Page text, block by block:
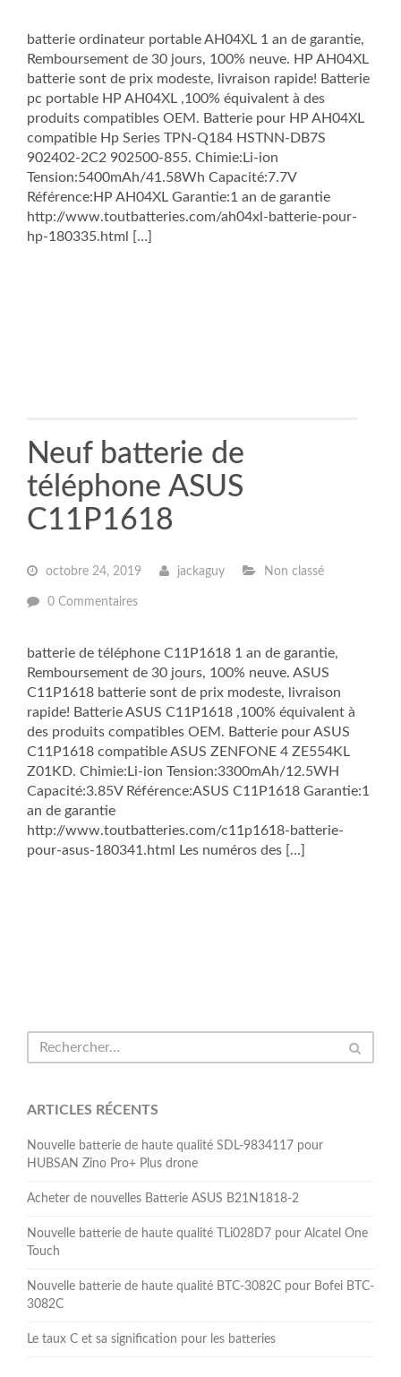
batterie ordinateur portable AH04XL 1 an de garantie,
Remboursement de 30 jours, 100% neuve. HP AH04XL
batterie sont de prix modeste, livraison rapide! Batterie
pc portable HP AH04XL ,100% équivalent à des
produits compatibles OEM. Batterie pour HP AH04XL
compatible Hp Series TPN-Q184 HSTNN-DB7S
902402-2C2 902500-855. Chimie:Li-ion
Tension:5400mAh/41.58Wh Capacité:7.7V
Référence:HP AH04XL Garantie:1 an de garantie
http://www.toutbatteries.com/ah04xl-batterie-pour-
hp-180335.html […]
Neuf batterie de
téléphone ASUS
C11P1618
octobre 24, 2019 jackaguy Non classé
0 Commentaires
batterie de téléphone C11P1618 1 an de garantie,
Remboursement de 30 jours, 100% neuve. ASUS
C11P1618 batterie sont de prix modeste, livraison
rapide! Batterie ASUS C11P1618 ,100% équivalent à
des produits compatibles OEM. Batterie pour ASUS
C11P1618 compatible ASUS ZENFONE 4 ZE554KL
Z01KD. Chimie:Li-ion Tension:3300mAh/12.5WH
Capacité:3.85V Référence:ASUS C11P1618 Garantie:1
an de garantie
http://www.toutbatteries.com/c11p1618-batterie-
pour-asus-180341.html Les numéros des […]
ARTICLES RÉCENTS
Nouvelle batterie de haute qualité SDL-9834117 pour
HUBSAN Zino Pro+ Plus drone
Acheter de nouvelles Batterie ASUS B21N1818-2
Nouvelle batterie de haute qualité TLi028D7 pour Alcatel One
Touch
Nouvelle batterie de haute qualité BTC-3082C pour Bofei BTC-
3082C
Le taux C et sa signification pour les batteries